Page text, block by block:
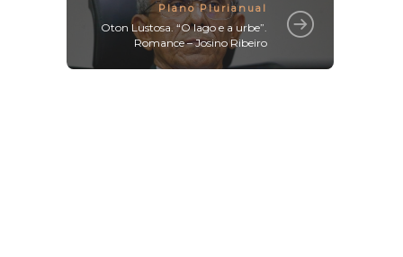
Plano Plurianual
Oton Lustosa. “O lago e a urbe”.
Romance – Josino Ribeiro